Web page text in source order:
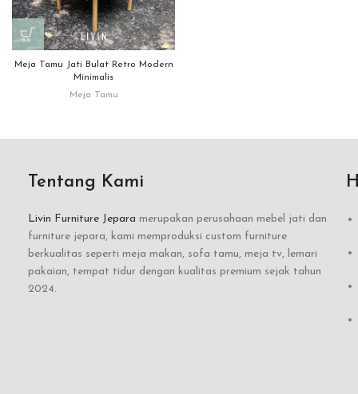
Meja Tamu Jati Bulat Retro Modern
Minimalis
Meja Tamu
Tentang Kami
Livin Furniture Jepara merupakan perusahaan mebel jati dan
furniture jepara, kami memproduksi custom furniture
berkualitas seperti meja makan, sofa tamu, meja tv, lemari
pakaian, tempat tidur dengan kualitas premium sejak tahun
2024.